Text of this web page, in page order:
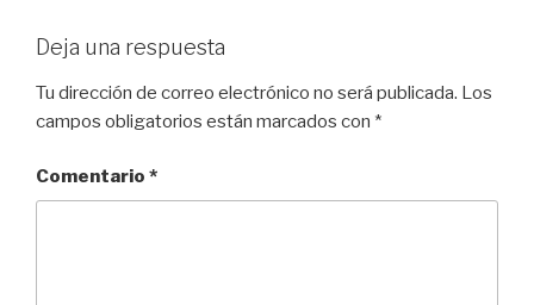
Deja una respuesta
Tu dirección de correo electrónico no será publicada. Los
campos obligatorios están marcados con *
Comentario *